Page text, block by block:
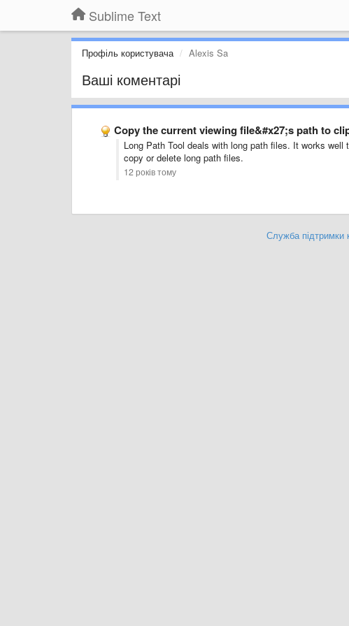
Sublime Text
Профіль користувача Alexis Sa
Ваші коментарі
Copy the current viewing file&#x27;s path to
Long Path Tool deals with long path files. It works well
copy or delete long path files.
12 років тому
Служба підтримки